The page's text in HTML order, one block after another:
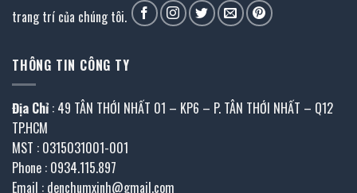
trang trí của chúng tôi.
THÔNG TIN CÔNG TY
Địa Chỉ : 49 TÂN THỚI NHẤT 01 – KP6 – P. TÂN THỚI NHẤT – Q12
TP.HCM
MST : 0315031001-001
Phone : 0934.115.897
Email : denchumxinh@gmail.com